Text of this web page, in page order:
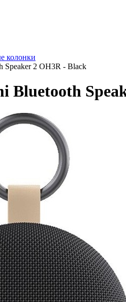
колонки
Speaker 2 OH3R - Black
Bluetooth